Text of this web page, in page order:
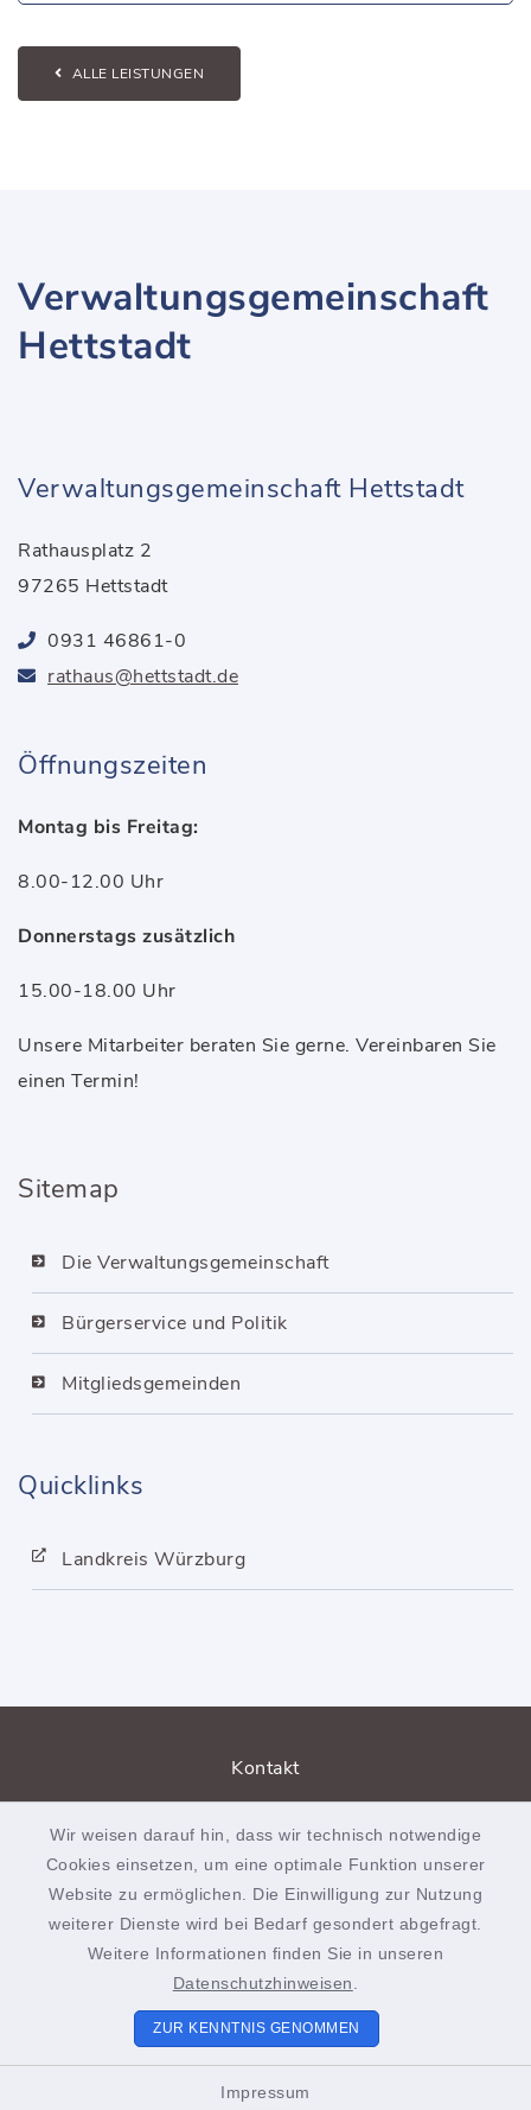
Wir weisen darauf hin, dass wir technisch notwendige
Cookies einsetzen, um eine optimale Funktion unserer
Website zu ermöglichen. Die Einwilligung zur Nutzung
weiterer Dienste wird bei Bedarf gesondert abgefragt.
Weitere Informationen finden Sie in unseren
Datenschutzhinweisen
ZUR KENNTNIS GENOMMEN
Impressum
ALLE LEISTUNGEN
Verwaltungsgemeinschaft
Hettstadt
Verwaltungsgemeinschaft Hettstadt
Rathausplatz 2
97265 Hettstadt
0931 46861-0
rathaus@hettstadt.de
Öffnungszeiten
Montag bis Freitag:
8.00-12.00 Uhr
Donnerstags zusätzlich
15.00-18.00 Uhr
Unsere Mitarbeiter beraten Sie gerne. Vereinbaren Sie
einen Termin!
Sitemap
Die Verwaltungsgemeinschaft
Bürgerservice und Politik
Mitgliedsgemeinden
Quicklinks
Landkreis Würzburg
Kontakt
Datenschutz
Impressum
Sitemap
Cookie-Einstellungen